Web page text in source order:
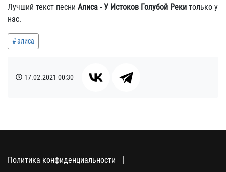
Лучший текст песни Алиса - У Истоков Голубой Реки только у
нас.
алиса
17.02.2021 00:30
Политика конфиденциальности